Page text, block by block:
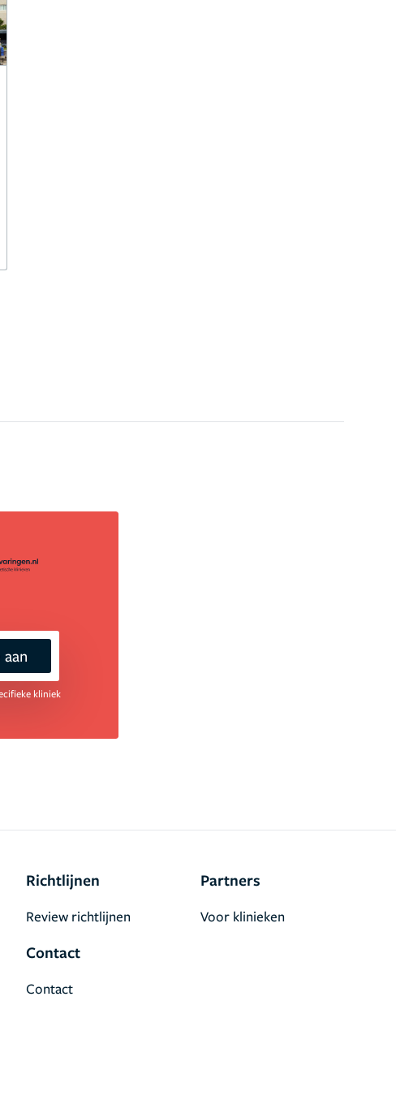
kliniek
Richtlijnen
Review richtlijnen
Contact
Contact
Partners
Voor klinieken